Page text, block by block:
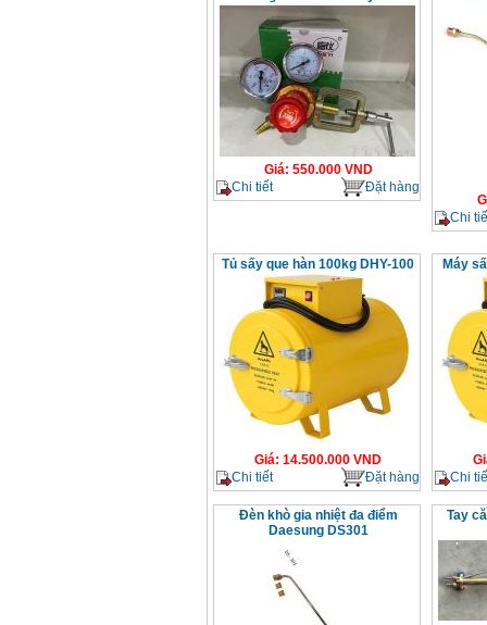
Giá: 550.000VND
Chi tiết
Đặt hàng
Chi
Tủ sấy que hàn 100kg DHY-100
Giá: 14.500.000 VND
Chi tiết
Đặt hàng
Máy
Chi
Đèn khò gia nhiệt đa điểm
Daesung DS301
Tay